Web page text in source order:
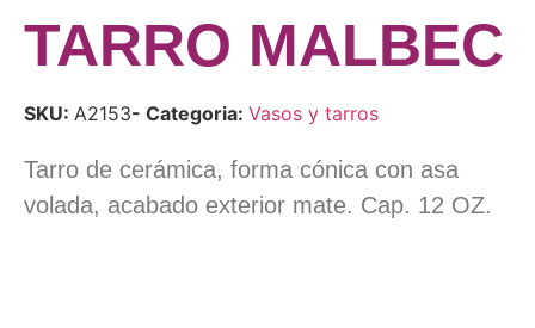
TARRO MALBEC
SKU: A2153- Categoria: Vasos y tarros
Tarro de cerámica, forma cónica con asa
volada, acabado exterior mate. Cap. 12 OZ.